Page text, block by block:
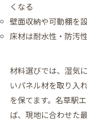
くなる
壁面収納や可動棚を
床材は耐水性・防汚
材料選びでは、湿気
いパネル材を取り入
を保てます。名草駅
ば、現地に合わせた